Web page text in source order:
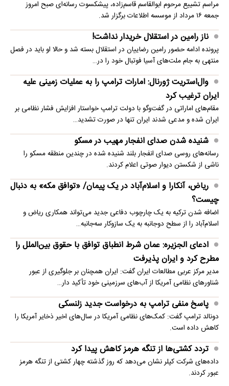
مراسم تشییع مرحوم ابوالقاسم قاسم‌زاده، پیشکسوت رسانه‌ای صبح امروز
جمعه ۱۶ مرداد از موسسه اطلاعات برگزار شد.
ناز رامین در استقلال خریدار نداشت!
پرونده ادامه حضور رامین رضاییان در استقلال بسته شد و حالا او باید در فصل
منتهی به جام ملت‌های آسیا فوتبال خود را در…
وال‌استریت ژورنال: امارات ترامپ را به عملیات زمینی علیه
ایران ترغیب کرد
مقام‌های اماراتی در گفت‌وگو با دولت ترامپ خواستار افزایش فشار نظامی بر
ایران شده و مدعی شدند ایران تنها در صورت تشدید…
شنیده شدن صدای انفجار مهیب در مسکو
رسانه‌های روسی صدای انفجار بلند شنیده شده در چندین منطقه مسکو را
ناشی از شکستن دیوار صوتی اعلام کردند.
ریاض، آنکارا و اسلام‌آباد در یک پیمان/ «توافق مکه» به دنبال
چیست؟
اضافه شدن ترکیه به یک چارچوب دفاعی جدید می‌تواند همکاری ریاض و
اسلام‌آباد را از سطح دوجانبه به یک سازوکار سه‌جانبه…
ادعای الجزیره: عمان شرط انطباق توافق با حقوق بین‌الملل را
مطرح کرد و ایران پذیرفت
مدیر مرکز عربی مطالعات ایران گفت: ایران همچنان بر جلوگیری از عبور
شناورهای نظامی آمریکا از آب‌های سرزمینی خود تأکید دار…
پاسخ منفی ترامپ به درخواست جدید زلنسکی
دونالد ترامپ گفت: کمک‌های نظامی آمریکا در سال‌های اخیر ذخایر آمریکا را
کاهش داده است.
تردد کشتی‌ها از تنگه هرمز کاهش پیدا کرد
داده‌های شرکت کپلر نشان می‌دهد که روز گذشته چهار کشتی از تنگه هرمز
عبور کردند.